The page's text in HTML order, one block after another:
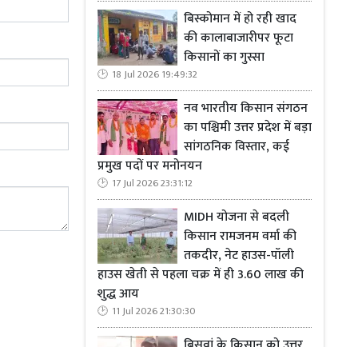
जाएगा और
पर चढ़े एक
चलाया जाए
प्रभावी
बिस्कोमान में हो रही खाद
की कालाबाजारीपर फूटा
किसानों का गुस्सा
18 Jul 2026 19:49:32
नव भारतीय किसान संगठन
का पश्चिमी उत्तर प्रदेश में बड़ा
सांगठनिक विस्तार, कई
प्रमुख पदों पर मनोनयन
17 Jul 2026 23:31:12
MIDH योजना से बदली
किसान रामजनम वर्मा की
तकदीर, नेट हाउस-पॉली
हाउस खेती से पहला चक्र में ही 3.60 लाख की
शुद्ध आय
11 Jul 2026 21:30:30